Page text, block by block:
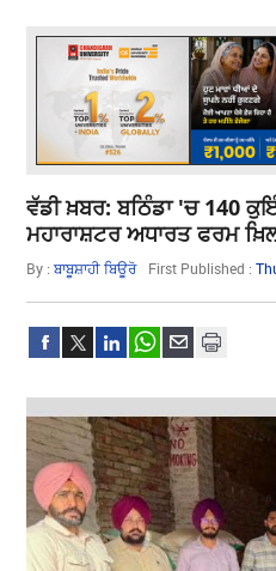
ਵੱਡੀ ਖ਼ਬਰ: ਬਠਿੰਡਾ 'ਚ 140
ਮਹਾਰਾਸ਼ਟਰ ਅਧਾਰਤ ਫਰਮ
By :ਬਾਬੂਸ਼ਾਹੀ ਬਿਊਰੋ First Published :